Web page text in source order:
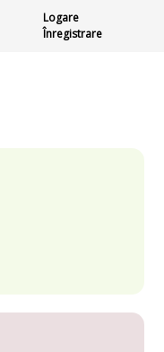
Logare
Înregistrare